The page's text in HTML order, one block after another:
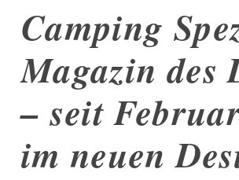
Camping
Magazin des
– seit
im neuen